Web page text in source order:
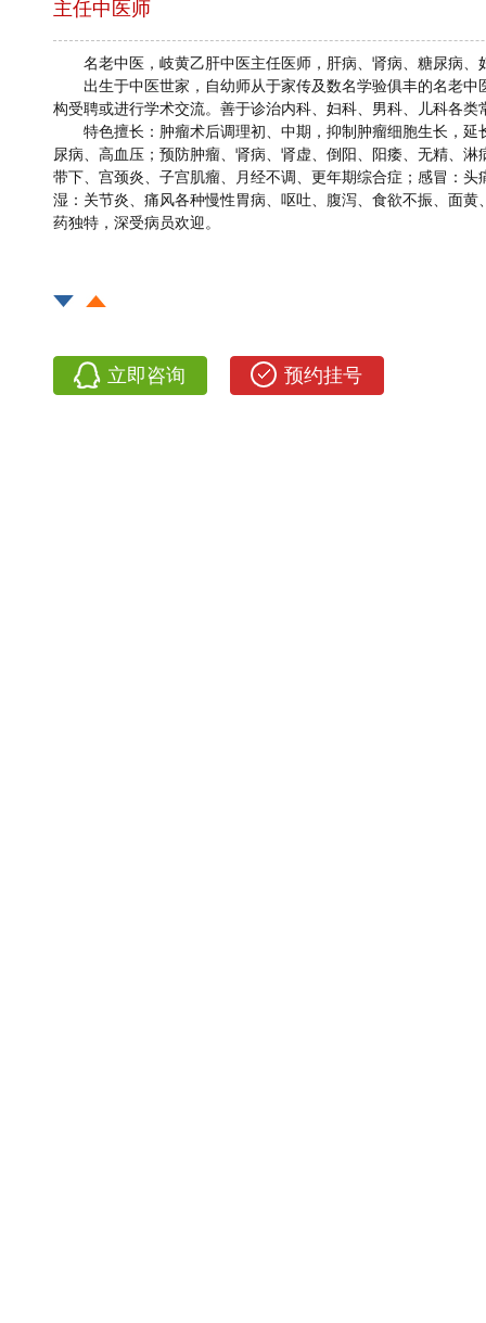
主任中医师
名老中医，岐黄乙肝中医主任医师，肝病、肾病、糖尿病、
出生于中医世家，自幼师从于家传及数名学验俱丰的名老
构受聘或进行学术交流。善于诊治内科、妇科、男科、儿科各
特色擅长：肿瘤术后调理初、中期，抑制肿瘤细胞生长，
尿病、高血压；预防肿瘤、肾病、肾虚、倒阳、阳痿、无精、
带下、宫颈炎、子宫肌瘤、月经不调、更年期综合症；感冒：
湿：关节炎、痛风各种慢性胃病、呕吐、腹泻、食欲不振、面
药独特，深受病员欢迎。
立即咨询 预约挂号